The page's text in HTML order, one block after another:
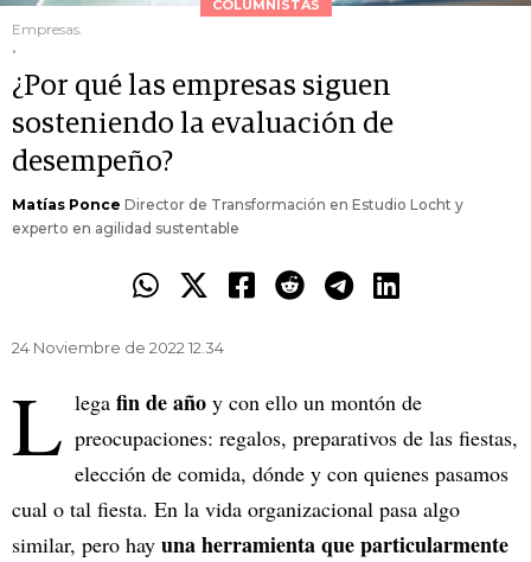
COLUMNISTAS
Empresas.
.
¿Por qué las empresas siguen
sosteniendo la evaluación de
desempeño?
Matías Ponce Director de Transformación en Estudio Locht y
experto en agilidad sustentable
24 Noviembre de 2022 12.34
L lega fin de año y con ello un montón de
preocupaciones: regalos, preparativos de las fiestas,
elección de comida, dónde y con quienes pasamos
cual o tal fiesta. En la vida organizacional pasa algo
similar, pero hay una herramienta que particularmente